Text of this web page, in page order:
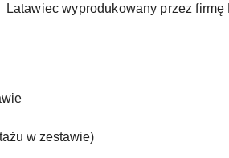
Latawiec wyprodukowany przez firmę
w zestawie)